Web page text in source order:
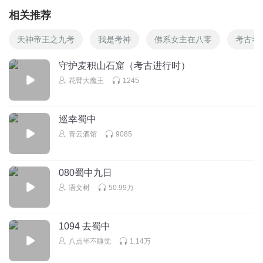
相关推荐
天神帝王之九考 我是考神 佛系女主在八零 考古者
守护麦积山石窟（考古进行时）
花臂大魔王 1245
巡幸蜀中
青云酒馆 9085
080蜀中九日
语文树 50.99万
1094 去蜀中
八点半不睡觉 1.14万